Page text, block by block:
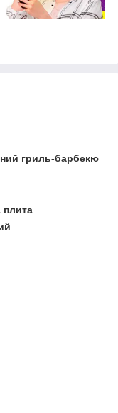
гриль-барбекю
плита